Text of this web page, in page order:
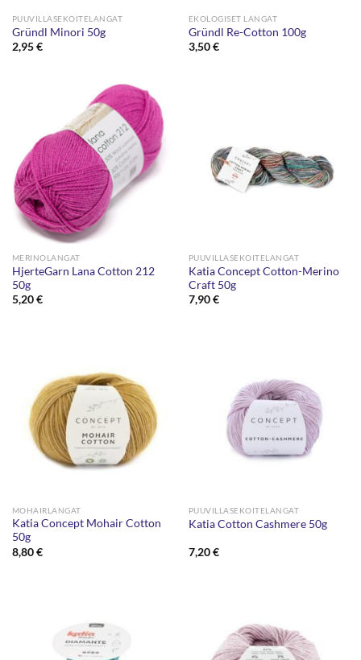
PUUVILLASEKOITELANGAT
Gründl Minori 50g
2,95€
EKOLOGISET LANGAT
Gründl Re-Cotton 100g
3,50€
MERINOLANGAT
HjerteGarn Lana Cotton 212
50g
5,20€
PUUVILLASEKOITELANGAT
Katia Concept Cotton-Merino
Craft 50g
7,90€
MOHAIRLANGAT
Katia Concept Mohair Cotton
50g
8,80€
PUUVILLASEKOITELANGAT
Katia Cotton Cashmere 50g
7,20€